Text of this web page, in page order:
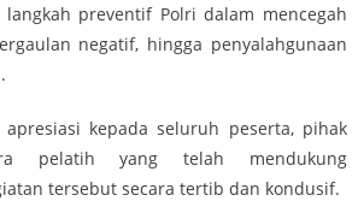
preventif Polri dalam mencegah
negatif, hingga penyalahgunaan
kepada seluruh peserta, pihak
pelatih yang telah mendukung
tersebut secara tertib dan kondusif.